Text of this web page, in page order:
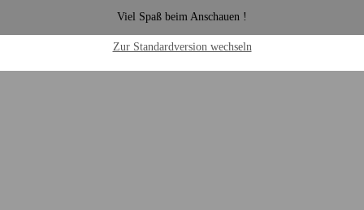
Viel Spaß beim Anschauen !
Zur Standardversion wechseln